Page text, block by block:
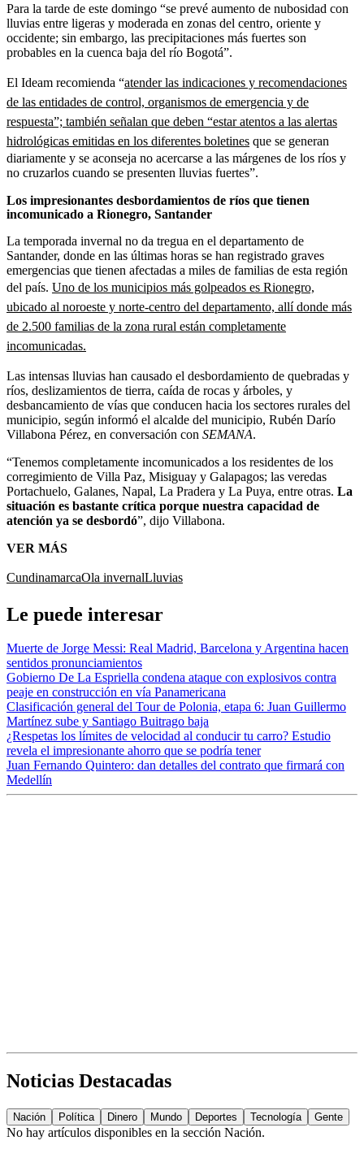
Para la tarde de este domingo “se prevé aumento de nubosidad con
lluvias entre ligeras y moderada en zonas del centro, oriente y
occidente; sin embargo, las precipitaciones más fuertes son
probables en la cuenca baja del río Bogotá”.
El Ideam recomienda “atender las indicaciones y recomendaciones
de las entidades de control, organismos de emergencia y de
respuesta”; también señalan que deben “estar atentos a las alertas
hidrológicas emitidas en los diferentes boletines que se generan
diariamente y se aconseja no acercarse a las márgenes de los ríos y
no cruzarlos cuando se presenten lluvias fuertes”.
Los impresionantes desbordamientos de ríos que tienen
incomunicado a Rionegro, Santander
La temporada invernal no da tregua en el departamento de
Santander, donde en las últimas horas se han registrado graves
emergencias que tienen afectadas a miles de familias de esta región
del país. Uno de los municipios más golpeados es Rionegro,
ubicado al noroeste y norte-centro del departamento, allí donde más
de 2.500 familias de la zona rural están completamente
incomunicadas.
Las intensas lluvias han causado el desbordamiento de quebradas y
ríos, deslizamientos de tierra, caída de rocas y árboles, y
desbancamiento de vías que conducen hacia los sectores rurales del
municipio, según informó el alcalde del municipio, Rubén Darío
Villabona Pérez, en conversación con SEMANA.
“Tenemos completamente incomunicados a los residentes de los
corregimiento de Villa Paz, Misiguay y Galapagos; las veredas
Portachuelo, Galanes, Napal, La Pradera y La Puya, entre otras. La
situación es bastante crítica porque nuestra capacidad de
atención ya se desbordó”, dijo Villabona.
VER MÁS
CundinamarcaOla invernalLluvias
Le puede interesar
Muerte de Jorge Messi: Real Madrid, Barcelona y Argentina hacen
sentidos pronunciamientos
Gobierno De La Espriella condena ataque con explosivos contra
peaje en construcción en vía Panamericana
Clasificación general del Tour de Polonia, etapa 6: Juan Guillermo
Martínez sube y Santiago Buitrago baja
¿Respetas los límites de velocidad al conducir tu carro? Estudio
revela el impresionante ahorro que se podría tener
Juan Fernando Quintero: dan detalles del contrato que firmará con
Medellín
Noticias Destacadas
Nación Política Dinero Mundo Deportes Tecnología Gente
No hay artículos disponibles en la sección Nación.